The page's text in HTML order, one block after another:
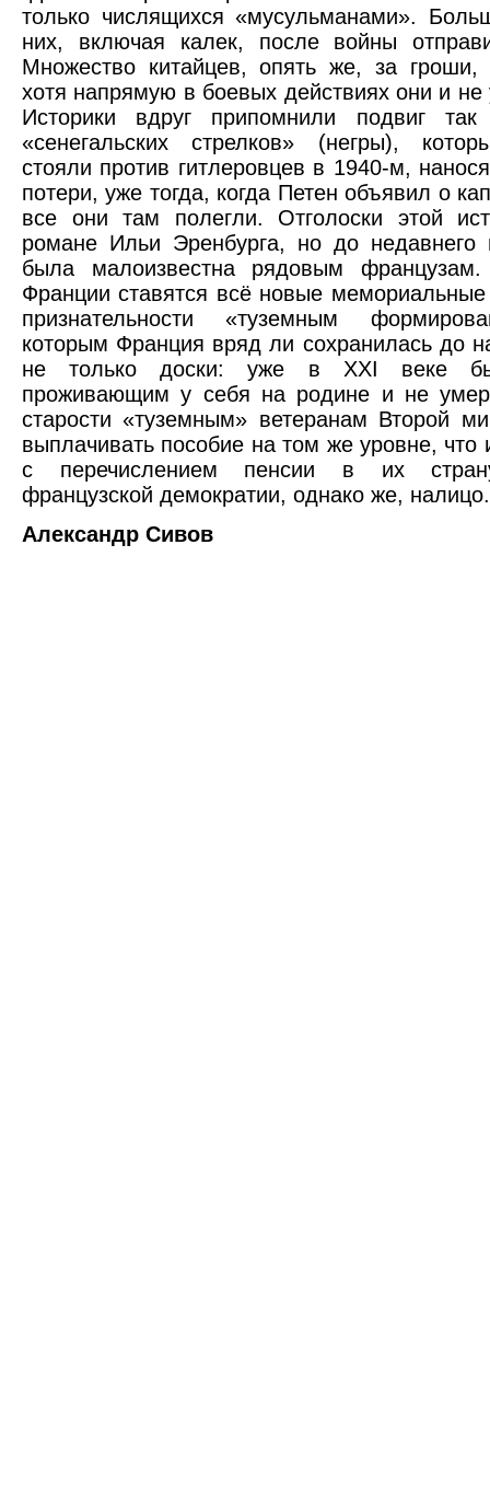
только числящихся «мусульманами».
них, включая калек, после войны
Множество китайцев, опять же, за
хотя напрямую в боевых действиях они и не
Историки вдруг припомнили подвиг так
«сенегальских стрелков» (негры),
стояли против гитлеровцев в 1940-м,
потери, уже тогда, когда Петен объявил о
все они там полегли. Отголоски этой
романе Ильи Эренбурга, но до недавнего
была малоизвестна рядовым
Франции ставятся всё новые мемориальные
признательности «туземным
которым Франция вряд ли сохранилась до
не только доски: уже в XXI веке
проживающим у себя на родине и не
старости «туземным» ветеранам Второй
выплачивать пособие на том же уровне, что
с перечислением пенсии в их
французской демократии, однако же, налицо.
Александр Сивов